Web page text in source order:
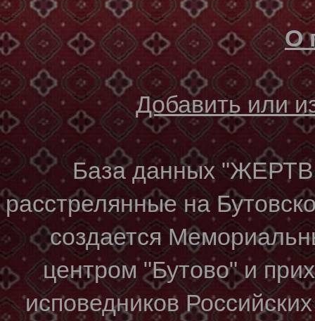
О
Добавить или
База данных
расстрелянные на
создается
центром "Бутово" и
исповедников